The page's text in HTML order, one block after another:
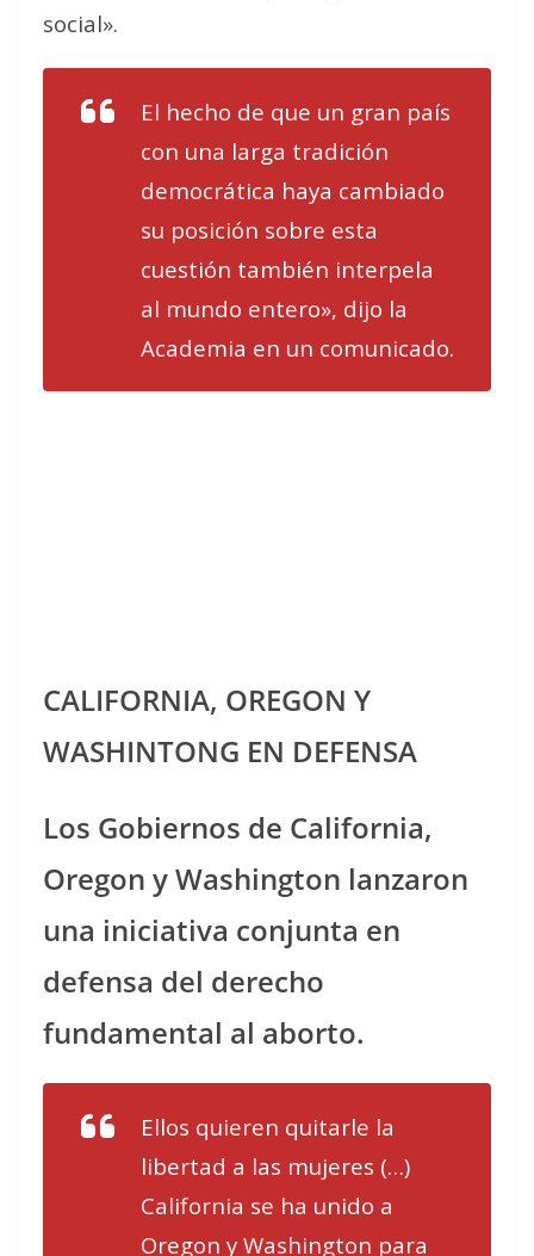
social».
El hecho de que un gran país
con una larga tradición
democrática haya cambiado
su posición sobre esta
cuestión también interpela
al mundo entero», dijo la
Academia en un comunicado.
CALIFORNIA, OREGON Y
WASHINTONG EN DEFENSA
Los Gobiernos de California,
Oregon y Washington lanzaron
una iniciativa conjunta en
defensa del derecho
fundamental al aborto.
Ellos quieren quitarle la
libertad a las mujeres (…)
California se ha unido a
Oregon y Washington para